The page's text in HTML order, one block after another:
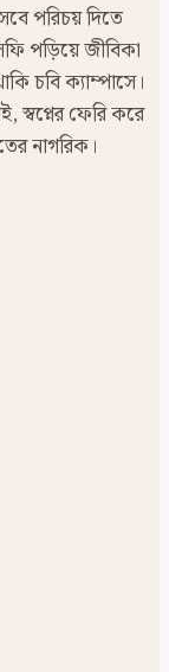
পরিচয় দিতে
পড়িয়ে জীবিকা
চবি ক্যাম্পাসে।
স্বপ্নের ফেরি করে
নাগরিক।